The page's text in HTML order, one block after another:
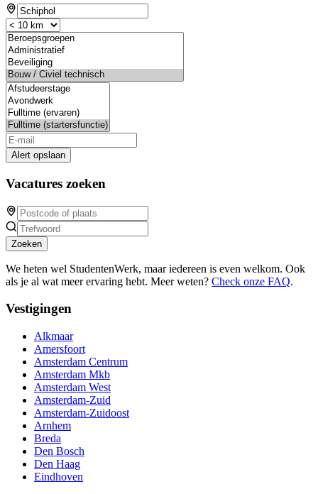
Alert opslaan
Vacatures zoeken
Zoeken
We heten wel StudentenWerk, maar iedereen is even welkom. Ook
als je al wat meer ervaring hebt. Meer weten? Check onze FAQ.
Vestigingen
Alkmaar
Amersfoort
Amsterdam Centrum
Amsterdam Mkb
Amsterdam West
Amsterdam-Zuid
Amsterdam-Zuidoost
Arnhem
Breda
Den Bosch
Den Haag
Eindhoven